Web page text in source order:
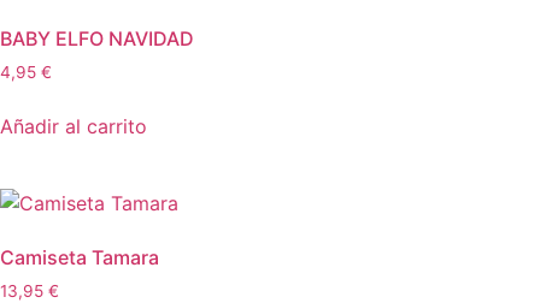
BABY ELFO NAVIDAD
4,95 €
Añadir al carrito
Camiseta Tamara
13,95 €